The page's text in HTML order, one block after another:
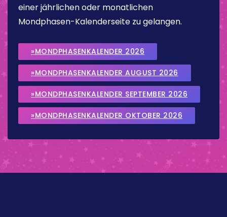
einer jährlichen oder monatlichen
Mondphasen-Kalenderseite zu gelangen.
»MONDPHASENKALENDER 2026
»MONDPHASENKALENDER AUGUST 2026
»MONDPHASENKALENDER SEPTEMBER 2026
»MONDPHASENKALENDER OKTOBER 2026